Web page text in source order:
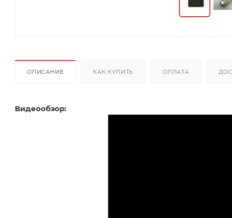
ОПИСАНИЕ КАК КУПИТЬ ОПЛАТА
Видеообзор: